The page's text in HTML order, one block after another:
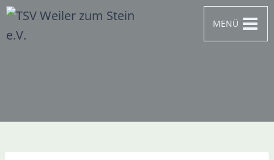
Zum
Inhalt
MENÜ